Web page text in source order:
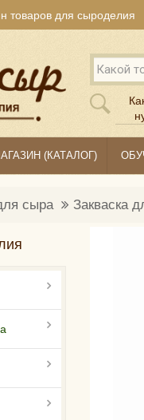
товаров для сыроделия
(КАТАЛОГ)
сыра Закваска